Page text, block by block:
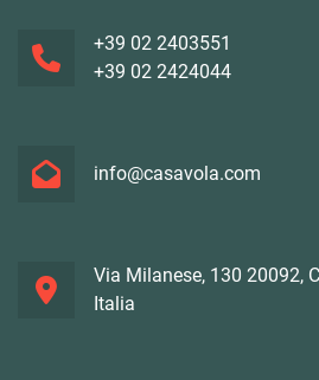
+39 02 2403551
+39 02 2424044
info@casavola.com
Via Milanese, 130 20092,
Italia